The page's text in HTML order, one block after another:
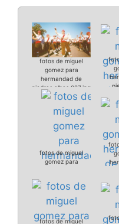
fotos de miguel
gomez para
hermandad de
piedras albas 027.jpg
fotos de miguel
gomez para
030.jpg
fotos de miguel